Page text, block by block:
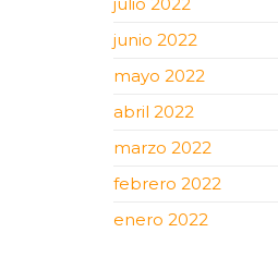
junio 2022
mayo 2022
abril 2022
marzo 2022
febrero 2022
enero 2022